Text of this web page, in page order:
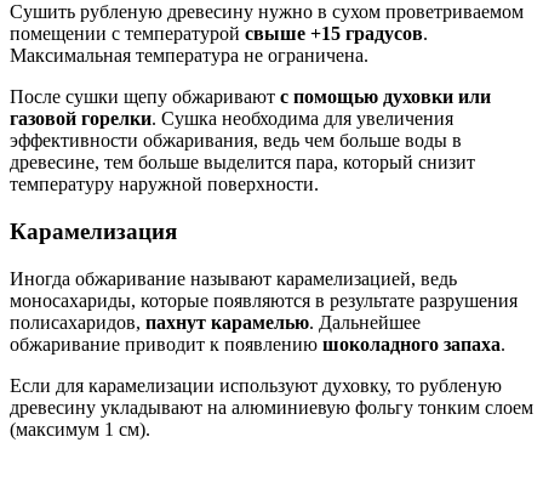
Сушить рубленую древесину нужно в сухом проветриваемом
помещении с температурой свыше +15 градусов.
Максимальная температура не ограничена.
После сушки щепу обжаривают с помощью духовки или
газовой горелки. Сушка необходима для увеличения
эффективности обжаривания, ведь чем больше воды в
древесине, тем больше выделится пара, который снизит
температуру наружной поверхности.
Карамелизация
Иногда обжаривание называют карамелизацией, ведь
моносахариды, которые появляются в результате разрушения
полисахаридов, пахнут карамелью. Дальнейшее
обжаривание приводит к появлению шоколадного запаха.
Если для карамелизации используют духовку, то рубленую
древесину укладывают на алюминиевую фольгу тонким слоем
(максимум 1 см).